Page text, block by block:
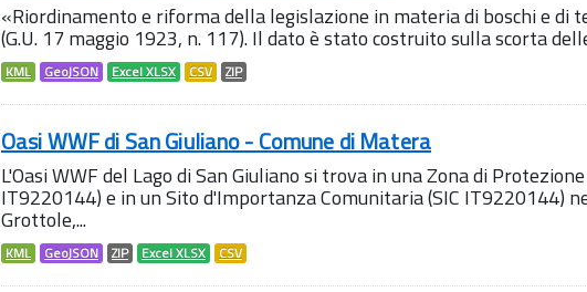
«Riordinamento e riforma della legislazione in materia di boschi e di
(G.U. 17 maggio 1923, n. 117). Il dato è stato costruito sulla scorta
KML GeoJSON Excel XLSX CSV ZIP
Oasi WWF di San Giuliano - Comune di Matera
L'Oasi WWF del Lago di San Giuliano si trova in una Zona di
IT9220144) e in un Sito d'Importanza Comunitaria (SIC IT9220144)
Grottole,...
KML GeoJSON ZIP Excel XLSX CSV